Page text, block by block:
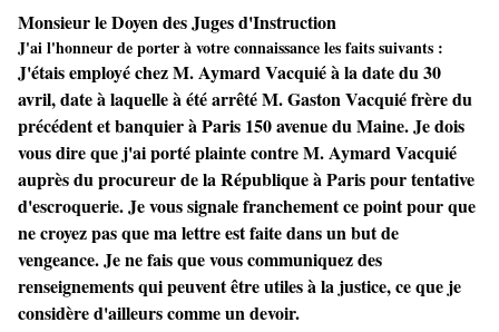
Monsieur le Doyen des Juges d'Instruction
J'ai l'honneur de porter à votre connaissance les faits suivants :
J'étais employé chez M. Aymard Vacquié à la date du 30
avril, date à laquelle à été arrêté M. Gaston Vacquié frère du
précédent et banquier à Paris 150 avenue du Maine. Je dois
vous dire que j'ai porté plainte contre M. Aymard Vacquié
auprès du procureur de la République à Paris pour tentative
d'escroquerie. Je vous signale franchement ce point pour que
ne croyez pas que ma lettre est faite dans un but de
vengeance. Je ne fais que vous communiquez des
renseignements qui peuvent être utiles à la justice, ce que je
considère d'ailleurs comme un devoir.